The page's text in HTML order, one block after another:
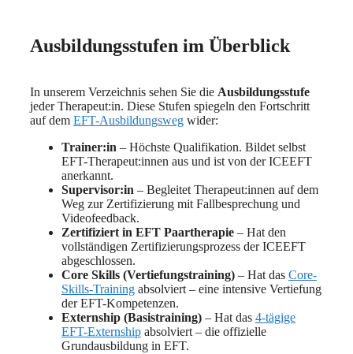
Ausbildungsstufen im Überblick
In unserem Verzeichnis sehen Sie die Ausbildungsstufe
jeder Therapeut:in. Diese Stufen spiegeln den Fortschritt
auf dem EFT-Ausbildungsweg wider:
Trainer:in – Höchste Qualifikation. Bildet selbst
EFT-Therapeut:innen aus und ist von der ICEEFT
anerkannt.
Supervisor:in – Begleitet Therapeut:innen auf dem
Weg zur Zertifizierung mit Fallbesprechung und
Videofeedback.
Zertifiziert in EFT Paartherapie – Hat den
vollständigen Zertifizierungsprozess der ICEEFT
abgeschlossen.
Core Skills (Vertiefungstraining) – Hat das Core-
Skills-Training absolviert – eine intensive Vertiefung
der EFT-Kompetenzen.
Externship (Basistraining) – Hat das 4-tägige
EFT-Externship absolviert – die offizielle
Grundausbildung in EFT.